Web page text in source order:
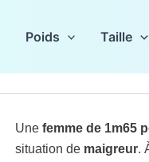
Poids Taille
Une femme de 1m65
situation de maigreur.